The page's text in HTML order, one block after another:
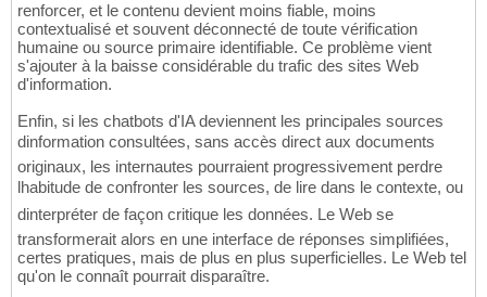
renforcer, et le contenu devient moins fiable, moins
contextualisé et souvent déconnecté de toute vérification
humaine ou source primaire identifiable. Ce problème vient
s'ajouter à la baisse considérable du trafic des sites Web
d'information.
Enfin, si les chatbots d'IA deviennent les principales sources
dinformation consultées, sans accès direct aux documents
originaux, les internautes pourraient progressivement perdre
lhabitude de confronter les sources, de lire dans le contexte, ou
dinterpréter de façon critique les données. Le Web se
transformerait alors en une interface de réponses simplifiées,
certes pratiques, mais de plus en plus superficielles. Le Web tel
qu'on le connaît pourrait disparaître.